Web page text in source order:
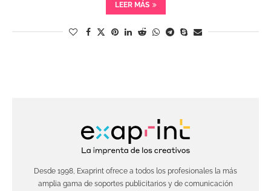
LEER MÁS
Desde 1998, Exaprint ofrece a todos los profesionales la más
amplia gama de soportes publicitarios y de comunicación